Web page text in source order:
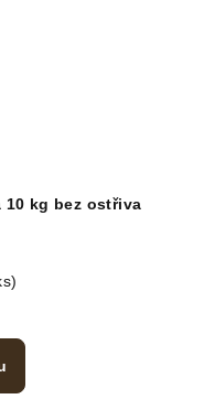
10 kg bez ostřiva